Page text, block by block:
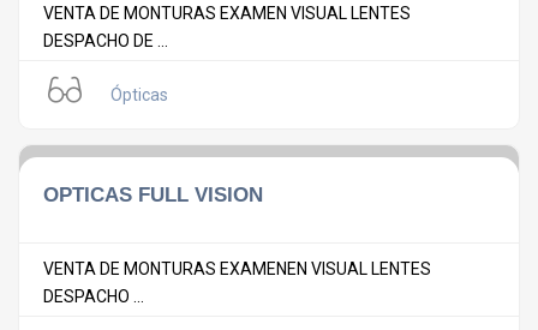
VENTA DE MONTURAS EXAMEN VISUAL LENTES
DESPACHO DE ...
Ópticas
OPTICAS FULL VISION
VENTA DE MONTURAS EXAMENEN VISUAL LENTES
DESPACHO ...